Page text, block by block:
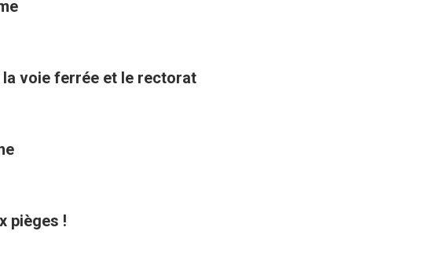
la voie ferrée et le rectorat
pièges !